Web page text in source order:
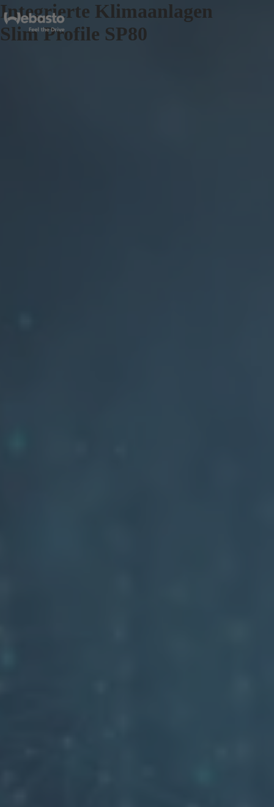
Integrierte Klimaanlagen
Slim Profile SP80